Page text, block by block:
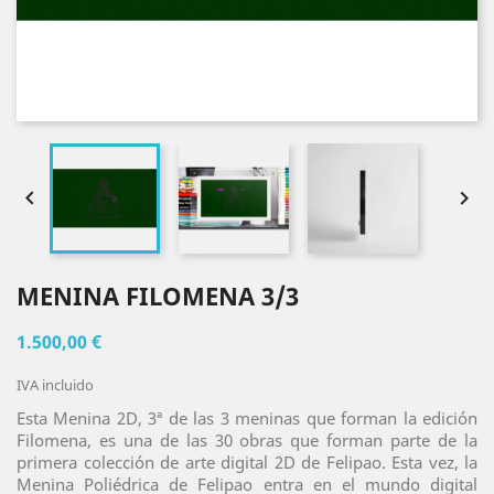
 
MENINA FILOMENA 3/3
1.500,00 €
IVA incluido
Esta Menina 2D, 3ª de las 3 meninas que forman la edición
Filomena, es una de las 30 obras que forman parte de la
primera colección de arte digital 2D de Felipao. Esta vez, la
Menina Poliédrica de Felipao entra en el mundo digital